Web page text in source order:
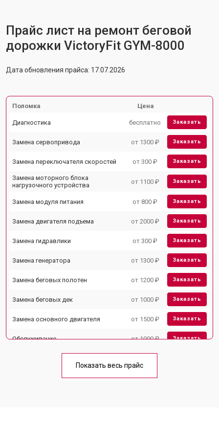
Прайс лист на ремонт беговой
дорожки VictoryFit GYM-8000
Дата обновления прайса: 17.07.2026
Поломка Цена
Диагностика бесплатно Заказать
Замена сервопривода от 1300 ₽ Заказать
Замена переключателя скоростей от 300 ₽ Заказать
Замена моторного блока
нагрузочного устройства
от 1100 ₽ Заказать
Замена модуля питания от 800 ₽ Заказать
Замена двигателя подъема от 2000 ₽ Заказать
Замена гидравлики от 300 ₽ Заказать
Замена генератора от 1300 ₽ Заказать
Замена беговых полотен от 1200 ₽ Заказать
Замена беговых дек от 1000 ₽ Заказать
Замена основного двигателя от 1500 ₽ Заказать
Обслуживание от 1000 ₽ Заказать
Замена блока питания от 1000 ₽
Показать весь прайс